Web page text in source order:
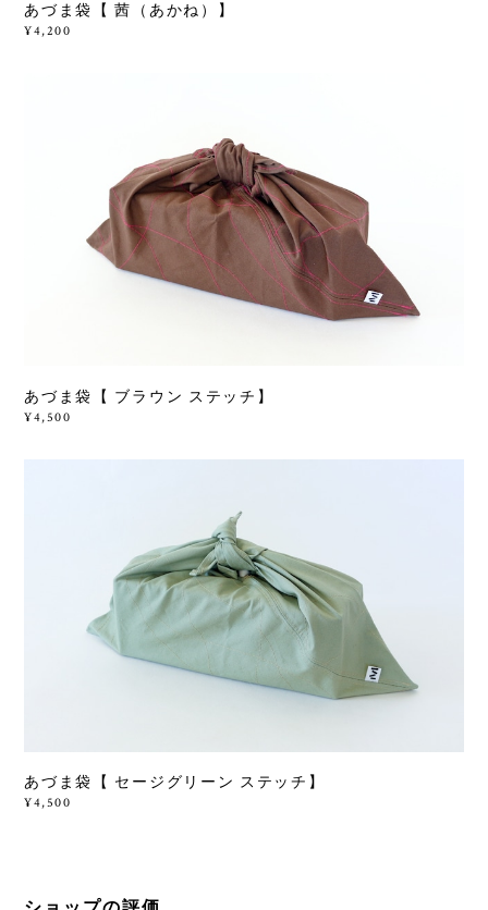
あづま袋【 茜（あかね）】
¥4,200
あづま袋【 ブラウン ステッチ】
¥4,500
あづま袋【 セージグリーン ステッチ】
¥4,500